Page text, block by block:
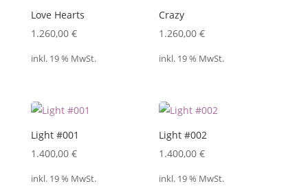
Love Hearts
1.260,00 €
inkl. 19 % MwSt.
Crazy
1.260,00€
inkl. 19 % MwSt.
Light #001
1.400,00 €
inkl. 19 % MwSt.
Light #002
1.400,00€
inkl. 19 % MwSt.